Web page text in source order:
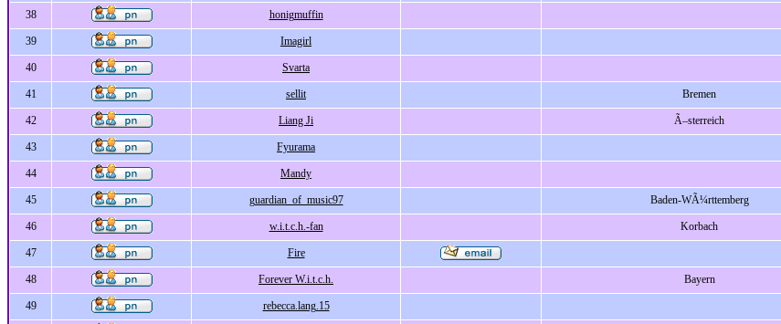
38 honigmuffin
39 Imagirl
40 Svarta
41 sellit Bremen
42 Liang Ji Ã–sterreich
43 Fyurama
44 Mandy
45 guardian_of_music97 Baden-WÃ¼rttemberg
46 w.i.t.c.h.-fan Korbach
47 Fire
48 Forever W.i.t.c.h. Bayern
49 rebecca.lang.15